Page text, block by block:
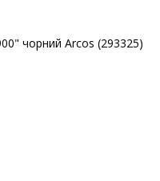
чорний Arcos (293325)